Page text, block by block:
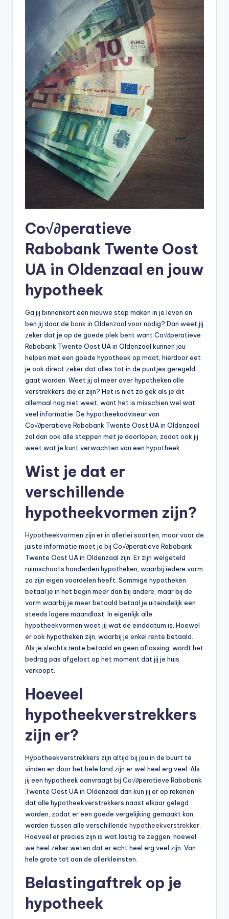
Co√∂peratieve
Rabobank Twente Oost
UA in Oldenzaal en jouw
hypotheek
Ga jij binnenkort een nieuwe stap maken in je leven en
ben jij daar de bank in Oldenzaal voor nodig? Dan weet jij
zeker dat je op de goede plek bent want Co√∂peratieve
Rabobank Twente Oost UA in Oldenzaal kunnen jou
helpen met een goede hypotheek op maat, hierdoor eet
je ook direct zeker dat alles tot in de puntjes geregeld
gaat worden. Weet jij al meer over hypotheken alle
verstrekkers die er zijn? Het is niet zo gek als je dit
allemaal nog niet weet, want het is misschien wel wat
veel informatie. De hypotheekadviseur van
Co√∂peratieve Rabobank Twente Oost UA in Oldenzaal
zal dan ook alle stappen met je doorlopen, zodat ook jij
weet wat je kunt verwachten van een hypotheek.
Wist je dat er
verschillende
hypotheekvormen zijn?
Hypotheekvormen zijn er in allerlei soorten, maar voor de
juiste informatie moet je bij Co√∂peratieve Rabobank
Twente Oost UA in Oldenzaal zijn. Er zijn welgeteld
ruimschoots honderden hypotheken, waarbij iedere vorm
zo zijn eigen voordelen heeft. Sommige hypotheken
betaal je in het begin meer dan bij andere, maar bij de
vorm waarbij je meer betaald betaal je uiteindelijk een
steeds lagere maandlast. In eigenlijk alle
hypotheekvormen weet jij wat de einddatum is. Hoewel
er ook hypotheken zijn, waarbij je enkel rente betaald.
Als je slechts rente betaald en geen aflossing, wordt het
bedrag pas afgelost op het moment dat jij je huis
verkoopt.
Hoeveel
hypotheekverstrekkers
zijn er?
Hypotheekverstrekkers zijn altijd bij jou in de buurt te
vinden en door het hele land zijn er wel heel erg veel. Als
jij een hypotheek aanvraagt bij Co√∂peratieve Rabobank
Twente Oost UA in Oldenzaal dan kun jij er op rekenen
dat alle hypotheekverstrekkers naast elkaar gelegd
worden, zodat er een goede vergelijking gemaakt kan
worden tussen alle verschillende hypotheekverstrekker.
Hoeveel er precies zijn is wat lastig te zeggen, hoewel
we heel zeker weten dat er echt heel erg veel zijn. Van
hele grote tot aan de allerkleinsten.
Belastingaftrek op je
hypotheek